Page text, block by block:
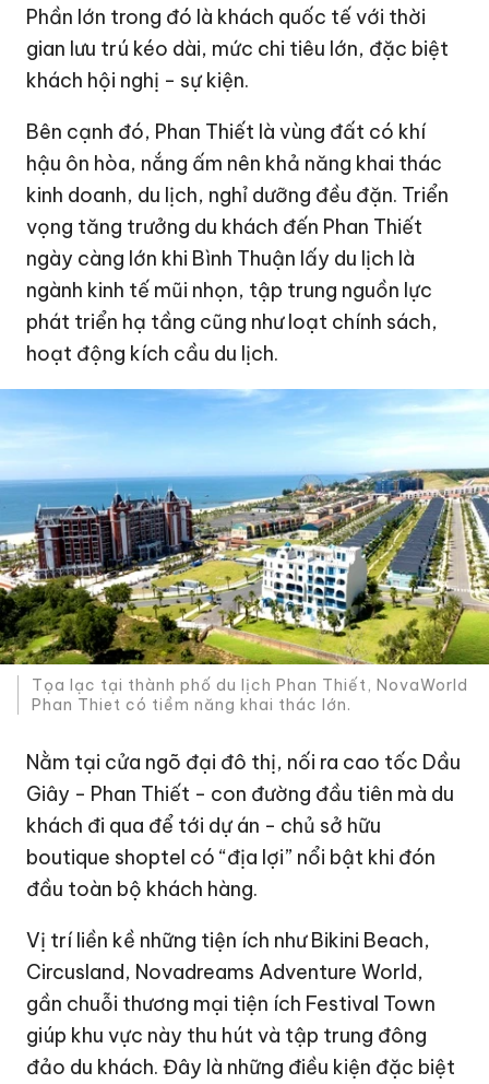
Phần lớn trong đó là khách quốc tế với thời
gian lưu trú kéo dài, mức chi tiêu lớn, đặc biệt
khách hội nghị - sự kiện.
Bên cạnh đó, Phan Thiết là vùng đất có khí
hậu ôn hòa, nắng ấm nên khả năng khai thác
kinh doanh, du lịch, nghỉ dưỡng đều đặn. Triển
vọng tăng trưởng du khách đến Phan Thiết
ngày càng lớn khi Bình Thuận lấy du lịch là
ngành kinh tế mũi nhọn, tập trung nguồn lực
phát triển hạ tầng cũng như loạt chính sách,
hoạt động kích cầu du lịch.
Tọa lạc tại thành phố du lịch Phan Thiết, NovaWorld
Phan Thiet có tiềm năng khai thác lớn.
Nằm tại cửa ngõ đại đô thị, nối ra cao tốc Dầu
Giây - Phan Thiết - con đường đầu tiên mà du
khách đi qua để tới dự án - chủ sở hữu
boutique shoptel có “địa lợi” nổi bật khi đón
đầu toàn bộ khách hàng.
Vị trí liền kề những tiện ích như Bikini Beach,
Circusland, Novadreams Adventure World,
gần chuỗi thương mại tiện ích Festival Town
giúp khu vực này thu hút và tập trung đông
đảo du khách. Đây là những điều kiện đặc biệt